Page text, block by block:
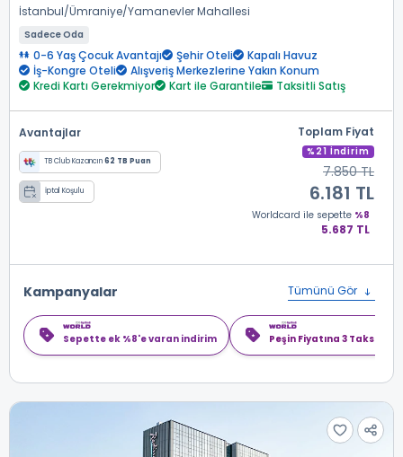
İstanbul Ümraniye Yamanevler Mahallesi
Sadece Oda
0-6 Yaş Çocuk Avantajı Şehir Oteli
Kapalı Havuz
İş-Kongre Oteli
Alışveriş Merkezlerine Yakın Konum
Kredi Kartı Gerekmiyor
Kart ile Garantile Taksitli Satış
Avantajlar
TB Club Kazancın62 TB Puan
İptal Koşulu
Toplam Fiyat
%21 İndirim
7.850 TL
6.181 TL
Worldcard ile sepette %8
5.687 TL
Kampanyalar Tümünü Gör
Sepette ek %8'e varan indirim Peşin Fiyatına 3 Taksit